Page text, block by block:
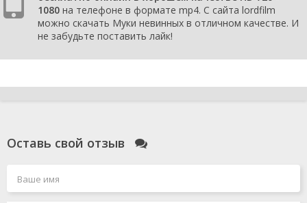
1080 на телефоне в формате mp4. С сайта lordfilm
можно скачать Муки невинных в отличном качестве. И
не забудьте поставить лайк!
Оставь свой отзыв